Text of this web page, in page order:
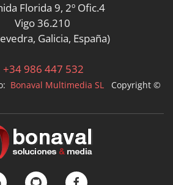
Florida 9, 2º Ofic.4
Vigo 36.210
Galicia, España)
+34 986 447 532
Bonaval Multimedia SLCopyright ©